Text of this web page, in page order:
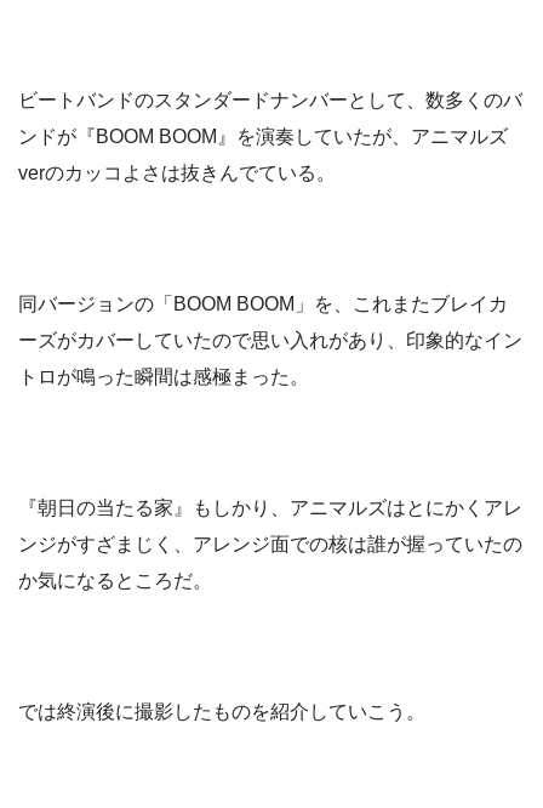
ビートバンドのスタンダードナンバーとして、数多くのバ
ンドが『BOOM BOOM』を演奏していたが、アニマルズ
verのカッコよさは抜きんでている。
同バージョンの「BOOM BOOM」を、これまたブレイカ
ーズがカバーしていたので思い入れがあり、印象的なイン
トロが鳴った瞬間は感極まった。
『朝日の当たる家』もしかり、アニマルズはとにかくアレ
ンジがすざまじく、アレンジ面での核は誰が握っていたの
か気になるところだ。
では終演後に撮影したものを紹介していこう。